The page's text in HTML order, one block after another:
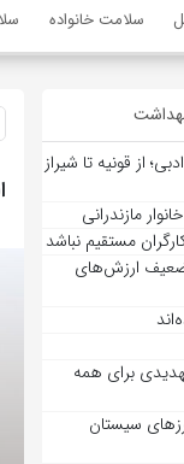
سلامت خانواده
از قونیه تا شیراز
مستقیم نباشد
ارزش‌های
برای همه
سیستان